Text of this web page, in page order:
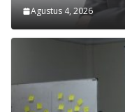
Agustus 4, 2026